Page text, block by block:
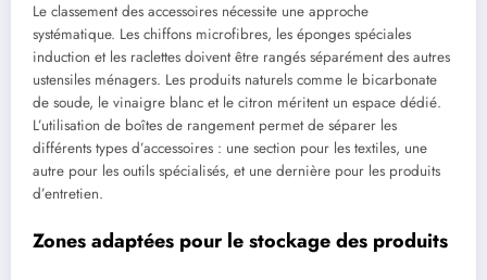
Le classement des accessoires nécessite une approche
systématique. Les chiffons microfibres, les éponges spéciales
induction et les raclettes doivent être rangés séparément des autres
ustensiles ménagers. Les produits naturels comme le bicarbonate
de soude, le vinaigre blanc et le citron méritent un espace dédié.
L’utilisation de boîtes de rangement permet de séparer les
différents types d’accessoires : une section pour les textiles, une
autre pour les outils spécialisés, et une dernière pour les produits
d’entretien.
Zones adaptées pour le stockage des produits